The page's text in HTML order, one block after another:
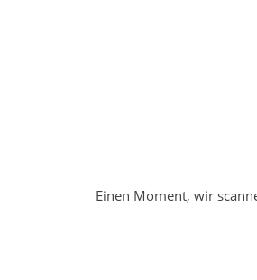
Einen Moment, wir